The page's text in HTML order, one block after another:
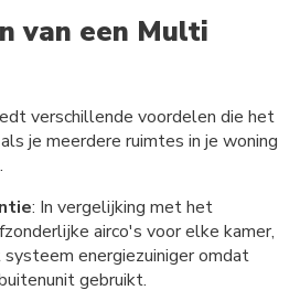
van een Multi
verschillende voordelen die het
je meerdere ruimtes in je woning
: In vergelijking met het
airco's voor elke kamer,
energiezuiniger omdat
gebruikt.